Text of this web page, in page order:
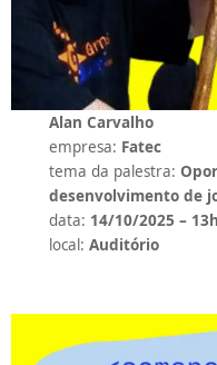
Alan Carvalho
empresa: Fatec
tema da palestra:
desenvolvimento de
data: 14/10/2025 –
local:Auditório